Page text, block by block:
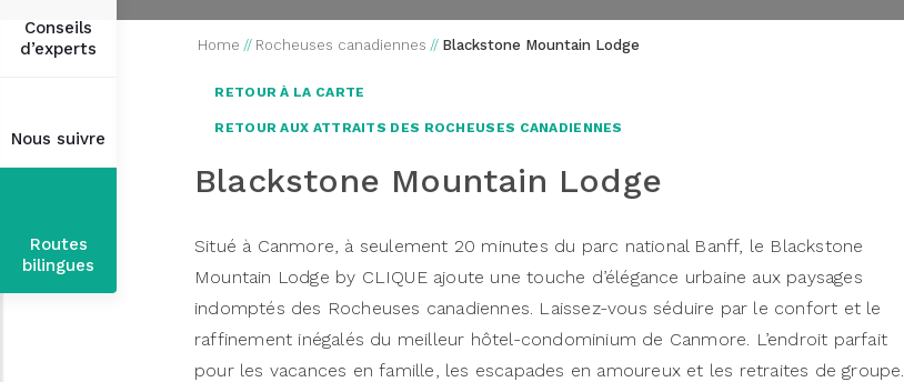
Conseils
d’experts
Nous suivre
Routes
bilingues
Home // Rocheuses canadiennes // Blackstone Mountain Lodge
RETOUR À LA CARTE
RETOUR AUX ATTRAITS DES ROCHEUSES CANADIENNES
Blackstone Mountain Lodge
Situé à Canmore, à seulement 20 minutes du parc national Banff, le Blackstone
Mountain Lodge by CLIQUE ajoute une touche d’élégance urbaine aux paysages
indomptés des Rocheuses canadiennes. Laissez-vous séduire par le confort et le
raffinement inégalés du meilleur hôtel-condominium de Canmore. L’endroit parfait
pour les vacances en famille, les escapades en amoureux et les retraites de groupe.